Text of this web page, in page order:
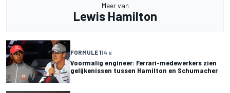
Meer van
Lewis Hamilton
FORMULE 114 u
Voormalig engineer: Ferrari-medewerkers zien
gelijkenissen tussen Hamilton en Schumacher